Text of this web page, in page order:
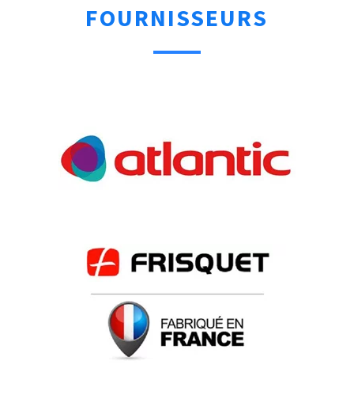
FOURNISSEURS